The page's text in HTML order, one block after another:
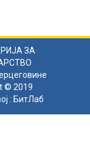
ЗА
© 2019
: БитЛаб